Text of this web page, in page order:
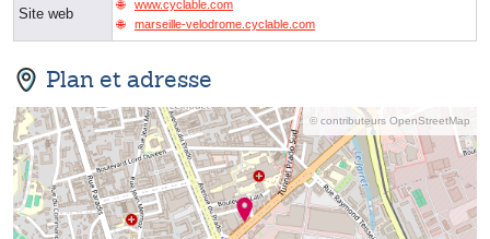
Site web
www.cyclable.com
marseille-velodrome.cyclable.com
Plan et adresse
© contributeurs OpenStreetMap